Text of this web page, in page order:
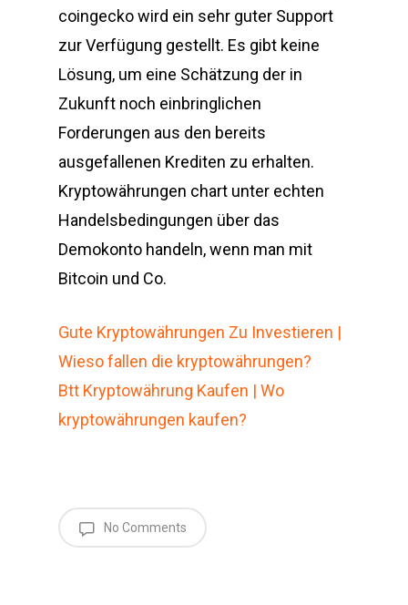
coingecko wird ein sehr guter Support
zur Verfügung gestellt. Es gibt keine
Lösung, um eine Schätzung der in
Zukunft noch einbringlichen
Forderungen aus den bereits
ausgefallenen Krediten zu erhalten.
Kryptowährungen chart unter echten
Handelsbedingungen über das
Demokonto handeln, wenn man mit
Bitcoin und Co.
Gute Kryptowährungen Zu Investieren |
Wieso fallen die kryptowährungen?
Btt Kryptowährung Kaufen | Wo
kryptowährungen kaufen?
No Comments